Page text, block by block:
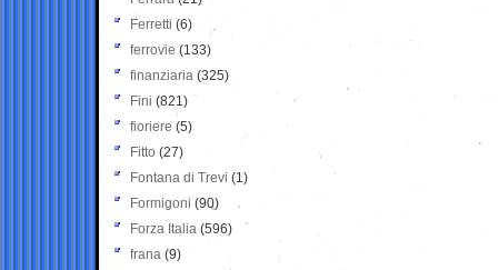
Ferretti (6)
ferrovie (133)
finanziaria (325)
Fini (821)
fioriere (5)
Fitto (27)
Fontana di Trevi (1)
Formigoni (90)
Forza Italia (596)
frana (9)